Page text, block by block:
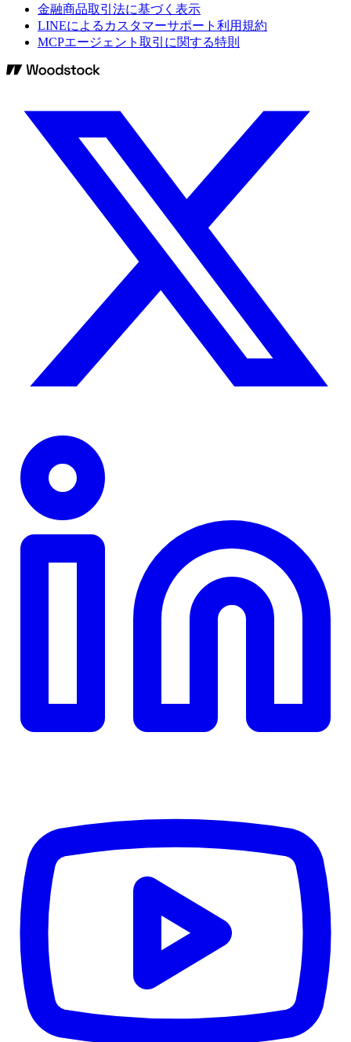
金融商品取引法に基づく表示
LINEによるカスタマーサポート利用規約
MCPエージェント取引に関する特則